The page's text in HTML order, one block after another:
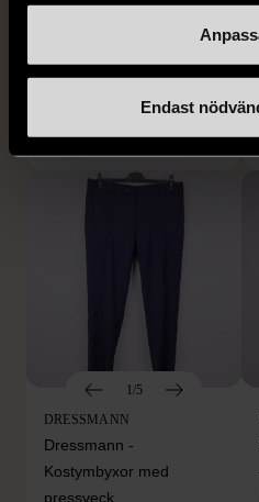
Endast
BY TEESHOPPEN
By TeeShoppen 2-delar
mörkblå kostym
399 kr
1/5
DRESSMANN
Dressmann -
Kostymbyxor med
pressveck